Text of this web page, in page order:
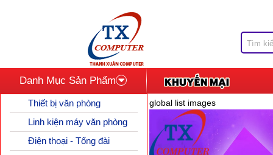
Danh Mục Sản Phẩm
Thiết bị văn phòng
Linh kiện máy văn phòng
Điện thoại - Tổng đài
global list images